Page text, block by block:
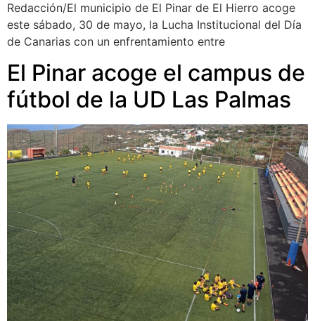
Redacción/El municipio de El Pinar de El Hierro acoge
este sábado, 30 de mayo, la Lucha Institucional del Día
de Canarias con un enfrentamiento entre
El Pinar acoge el campus de
fútbol de la UD Las Palmas